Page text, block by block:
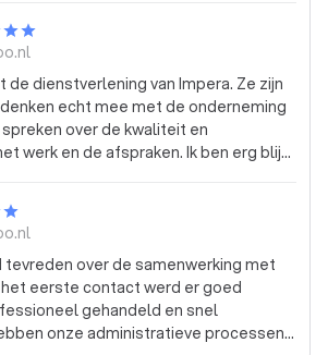
de dienstverlening van Impera. Ze zijn
echt mee met de onderneming
over de kwaliteit en
werk en de afspraken. Ik ben erg blij
over de samenwerking met
het eerste contact werd er goed
gehandeld en snel
onze administratieve processen